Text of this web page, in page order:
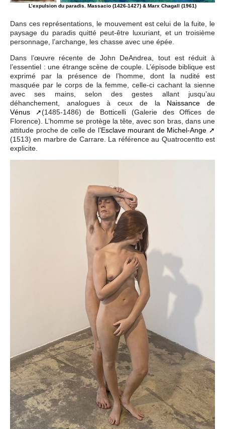
L’expulsion du paradis. Massacio (1426-1427) & Marx Chagall (1961)
Dans ces représentations, le mouvement est celui de la fuite, le
paysage du paradis quitté peut-être luxuriant, et un troisième
personnage, l’archange, les chasse avec une épée.
Dans l’œuvre récente de John DeAndrea, tout est réduit à
l’essentiel : une étrange scène de couple. L’épisode biblique est
exprimé par la présence de l’homme, dont la nudité est
masquée par le corps de la femme, celle-ci cachant la sienne
avec ses mains, selon des gestes allant jusqu’au
déhanchement, analogues à ceux de la Naissance de
Vénus
(1485-1486) de Botticelli (Galerie des Offices de
Florence). L’homme se protège la tête, avec son bras, dans une
attitude proche de celle de l’Esclave mourant de Michel-Ange
(1513) en marbre de Carrare. La référence au Quatrocentto est
explicite.